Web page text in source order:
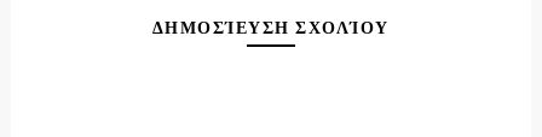
ΔΗΜΟΣΊΕΥΣΗ ΣΧΟΛΊΟΥ